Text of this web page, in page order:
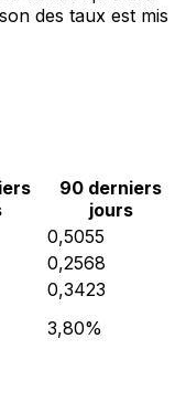
des taux est mis
90 derniers
jours
0,5055
0,2568
0,3423
3,80%